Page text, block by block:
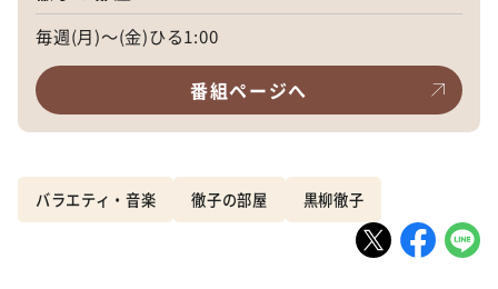
毎週(月)～(金)ひる1:00
番組ページへ
バラエティ・音楽 徹子の部屋 黒柳徹子